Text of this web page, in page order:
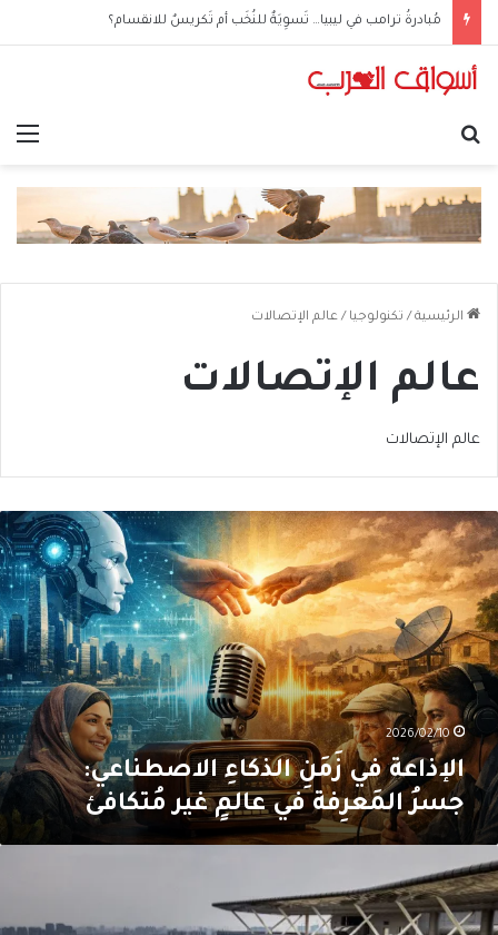
الحوثيون في العراق: من مكتبٍ سياسي إلى شبكةِ عمليّات
الرئيسية / تكنولوجيا / عالم الإتصالات
عالم الإتصالات
عالم الإتصالات
الإذاعة
في
زَمَنِ
الذكاءِ
الاصطناعي:
جسرُ
المَعرِفة
في
عالمٍ
غير
مُتكافئ
2026/02/10
الإذاعة في زَمَنِ الذكاءِ الاصطناعي:
جسرُ المَعرِفة في عالمٍ غير مُتكافئ
ما
زالت
فائزةً